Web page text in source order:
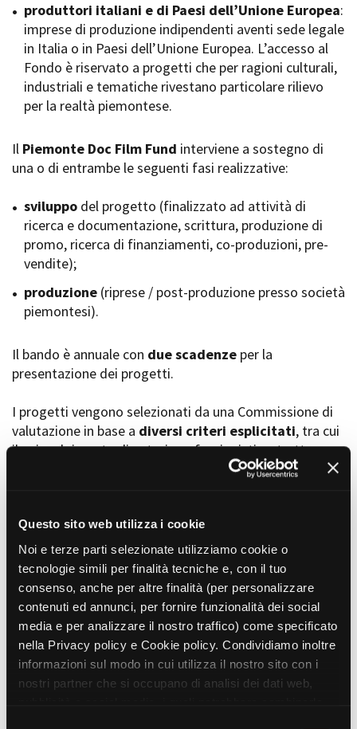
Questo sito web utilizza i cookie
Noi e terze parti selezionate utilizziamo cookie o
tecnologie simili per finalità tecniche e, con il tuo
consenso, anche per altre finalità (per personalizzare
contenuti ed annunci, per fornire funzionalità dei social
media e per analizzare il nostro traffico) come specificato
nella Privacy policy e Cookie policy. Condividiamo inoltre
informazioni sul modo in cui utilizza il nostro sito con i
nostri partner che si occupano di analisi dei dati web,
Piemonte Doc Film Fund
Short Film Fund
PRODUCTION GUIDE
Società di produzione
Strutture di servizio
Attrici-Attori
Beginners
LOCATION GUIDE
FILM DATABASE
BOOK DATABASE
NEWS
CASTING
Festa del Cinema di Roma
Torino Film Festival
David di Donatello
Nastri d’Argento
Premio Solinas
Location - Accedi al tuo
profilo
Newsletter
Lavora con noi
Stage - Tirocini - Scuola e
Lavoro
per affidamento lavori in
economia
Amministrazione trasparente
Bandi e gare
Whistleblowing
produttori italiani e di Paesi dell’Unione Europea:
imprese di produzione indipendenti aventi sede legale
in Italia o in Paesi dell’Unione Europea. L’accesso al
Fondo è riservato a progetti che per ragioni culturali,
industriali e tematiche rivestano particolare rilievo
per la realtà piemontese.
Il Piemonte Doc Film Fund interviene a sostegno di
una o di entrambe le seguenti fasi realizzative:
sviluppo del progetto (finalizzato ad attività di
ricerca e documentazione, scrittura, produzione di
promo, ricerca di finanziamenti, co-produzioni, pre-
vendite);
produzione (riprese / post-produzione presso società
piemontesi).
Il bando è annuale con due scadenze per la
presentazione dei progetti.
I progetti vengono selezionati da una Commissione di
valutazione in base a diversi criteri esplicitati, tra cui
il coinvolgimento di autori, professionisti e strutture
torinesi e piemontesi, i co-finanziamenti e l’effettiva
diffusione attraverso molteplici canali (proiezioni in sala,
canali televisivi, homevideo, piattaforme web...).
Progetti in progress
Vedi 105 progetti in progress